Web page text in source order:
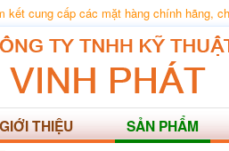
kết cung cấp các mặt hàng chính hãng,
GIỚI THIỆU SẢN PHẨM